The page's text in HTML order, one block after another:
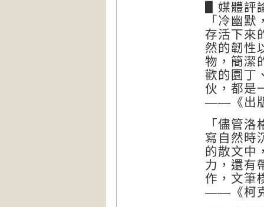
▋媒體評
「冷幽
存活下來
然的韌性
物，簡潔
歡的園丁
伙，都是
——《出
「儘管
寫自然時
的散文中
力，還有
作，文筆
——《柯